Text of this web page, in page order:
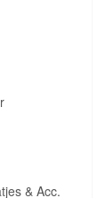
& Acc.